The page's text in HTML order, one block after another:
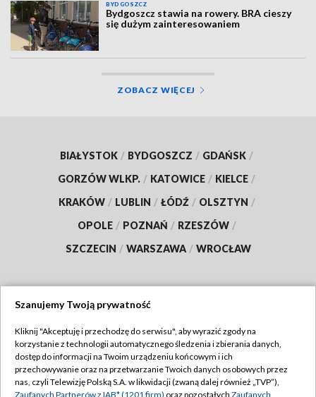
BYDGOSZCZ
Bydgoszcz stawia na rowery. BRA cieszy
się dużym zainteresowaniem
ZOBACZ WIĘCEJ
BIAŁYSTOK / BYDGOSZCZ / GDAŃSK /
GORZÓW WLKP. / KATOWICE / KIELCE /
KRAKÓW / LUBLIN / ŁÓDŹ / OLSZTYN /
OPOLE / POZNAŃ / RZESZÓW /
SZCZECIN / WARSZAWA / WROCŁAW
TVP
Abonament TVP
Emisja w TVP
Regulamin TVP
Szanujemy Twoją prywatność
Kliknij "Akceptuję i przechodzę do serwisu", aby wyrazić zgody na
korzystanie z technologii automatycznego śledzenia i zbierania danych,
dostęp do informacji na Twoim urządzeniu końcowym i ich
przechowywanie oraz na przetwarzanie Twoich danych osobowych przez
nas, czyli Telewizję Polską S.A. w likwidacji (zwaną dalej również „TVP”),
Zaufanych Partnerów z IAB* (1201 firm) oraz pozostałych Zaufanych